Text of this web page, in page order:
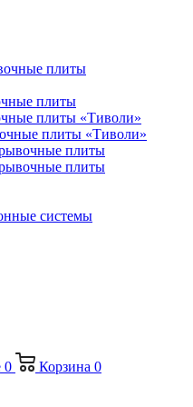
плиты
плиты
плиты «Тиволи»
плиты «Тиволи»
плиты
плиты
системы
0 Корзина 0